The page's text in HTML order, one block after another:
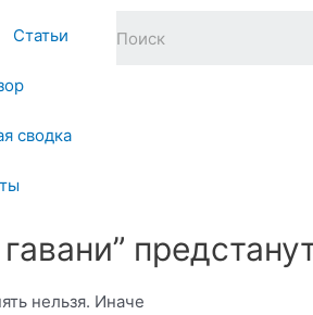
Статьи
сводка
нельзя. Иначе